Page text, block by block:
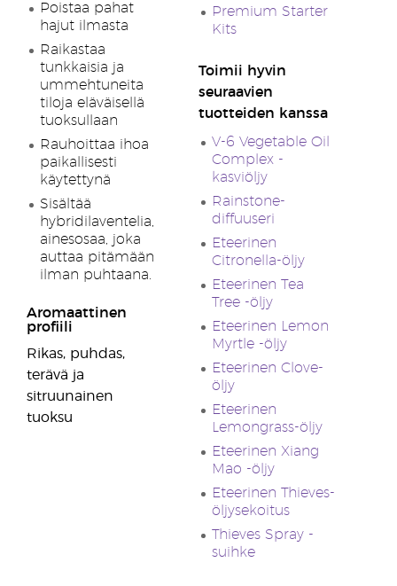
Poistaa pahat
hajut ilmasta
Raikastaa
tunkkaisia ja
ummehtuneita
tiloja eläväisellä
tuoksullaan
Rauhoittaa ihoa
paikallisesti
käytettynä
Sisältää
hybridilaventelia,
ainesosaa, joka
auttaa pitämään
ilman puhtaana.
Aromaattinen
profiili
Rikas, puhdas,
terävä ja
sitruunainen
tuoksu
Premium Starter
Kits
Toimii hyvin
seuraavien
tuotteiden kanssa
V-6 Vegetable Oil
Complex -
kasviöljy
Rainstone-
diffuuseri
Eteerinen
Citronella-öljy
Eteerinen Tea
Tree -öljy
Eteerinen Lemon
Myrtle -öljy
Eteerinen Clove-
öljy
Eteerinen
Lemongrass-öljy
Eteerinen Xiang
Mao -öljy
Eteerinen Thieves-
öljysekoitus
Thieves Spray -
suihke